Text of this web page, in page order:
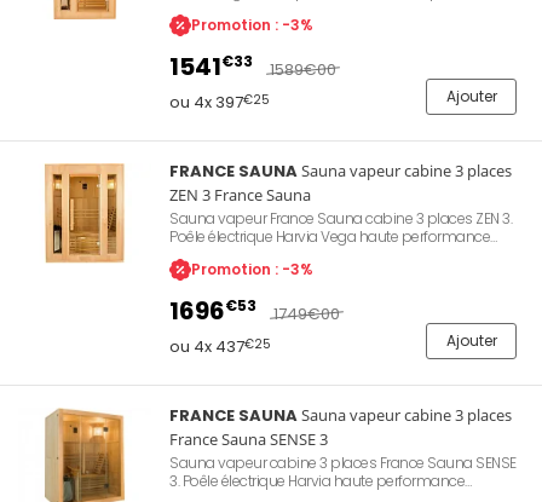
avec ses pierres de lave. Cabine en épicéa du
Canada. Préchauffage rapide en 20mn. Puissance
Dimensions 120 x 110cm, hauteur 190cm. Installation
simple et rapide dans votre espace de vie.
Promotion : -3%
1541€33 1589€00
ou 4x 397€25 Ajouter
FRANCE SAUNASauna vapeur cabine 3 places
ZEN 3 France Sauna
Sauna vapeur France Sauna cabine 3 places ZEN 3.
Poêle électrique Harvia Vega haute performance
monophasé livré avec ses pierres de lave. Cabine en
épicéa du Canada. Préchauffage rapide en 20mn.
tamisé. Dimensions 153 x 110cm, hauteur 190cm.
Installation simple et rapide dans votre espace de
vie.
Promotion : -3%
1696€53 1749€00
ou 4x 437€25 Ajouter
FRANCE SAUNASauna vapeur cabine 3 places
France Sauna SENSE 3
Sauna vapeur cabine 3 places France Sauna SENSE
3. Poêle électrique Harvia haute performance